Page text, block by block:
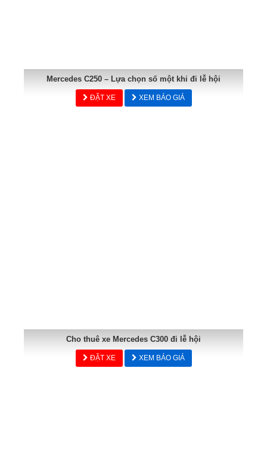
Mercedes C250 – Lựa chọn số một khi đi lễ hội
ĐẶT XE XEM BÁO GIÁ
Cho thuê xe Mercedes C300 đi lễ hội
ĐẶT XE XEM BÁO GIÁ